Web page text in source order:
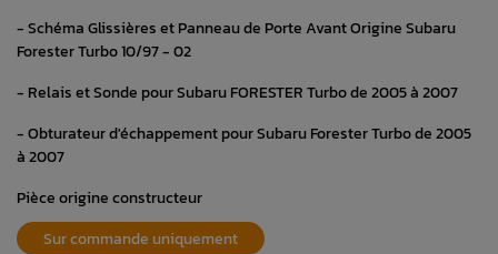
- Schéma Glissières et Panneau de Porte Avant Origine Subaru
Forester Turbo 10/97 - 02
- Relais et Sonde pour Subaru FORESTER Turbo de 2005 à 2007
- Obturateur d'échappement pour Subaru Forester Turbo de 2005
à 2007
Pièce origine constructeur
Sur commande uniquement